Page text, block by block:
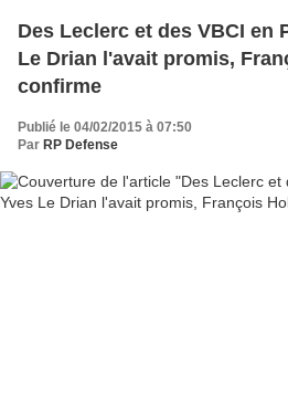
Des Leclerc et des VBCI en
Le Drian l'avait promis,
confirme
Publié le 04/02/2015 à 07:50
Par RP Defense